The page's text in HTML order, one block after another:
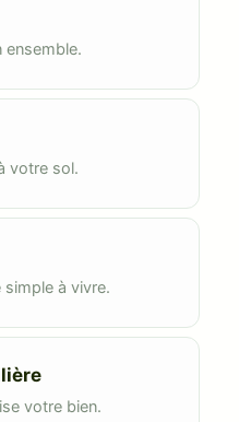
ensemble.
votre sol.
à vivre.
votre bien.